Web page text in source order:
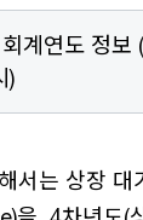
계연도 정보
)
는 상장 대